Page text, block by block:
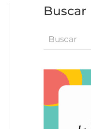
Buscar